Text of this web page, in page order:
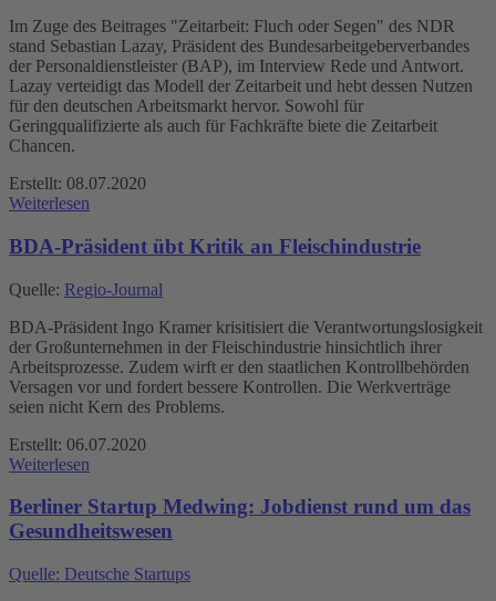
Im Zuge des Beitrages "Zeitarbeit: Fluch oder Segen" des NDR
stand Sebastian Lazay, Präsident des Bundesarbeitgeberverbandes
der Personaldienstleister (BAP), im Interview Rede und Antwort.
Lazay verteidigt das Modell der Zeitarbeit und hebt dessen Nutzen
für den deutschen Arbeitsmarkt hervor. Sowohl für
Geringqualifizierte als auch für Fachkräfte biete die Zeitarbeit
Chancen.
Erstellt: 08.07.2020
Weiterlesen
BDA-Präsident übt Kritik an Fleischindustrie
Quelle: Regio-Journal
BDA-Präsident Ingo Kramer krisitisiert die Verantwortungslosigkeit
der Großunternehmen in der Fleischindustrie hinsichtlich ihrer
Arbeitsprozesse. Zudem wirft er den staatlichen Kontrollbehörden
Versagen vor und fordert bessere Kontrollen. Die Werkverträge
seien nicht Kern des Problems.
Erstellt: 06.07.2020
Weiterlesen
Berliner Startup Medwing: Jobdienst rund um das
Gesundheitswesen
Quelle: Deutsche Startups